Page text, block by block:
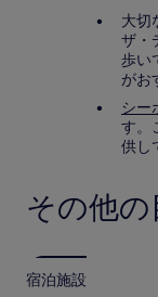
大切
ザ・
歩い
がお
シー
す。
供し
その他
宿泊施設